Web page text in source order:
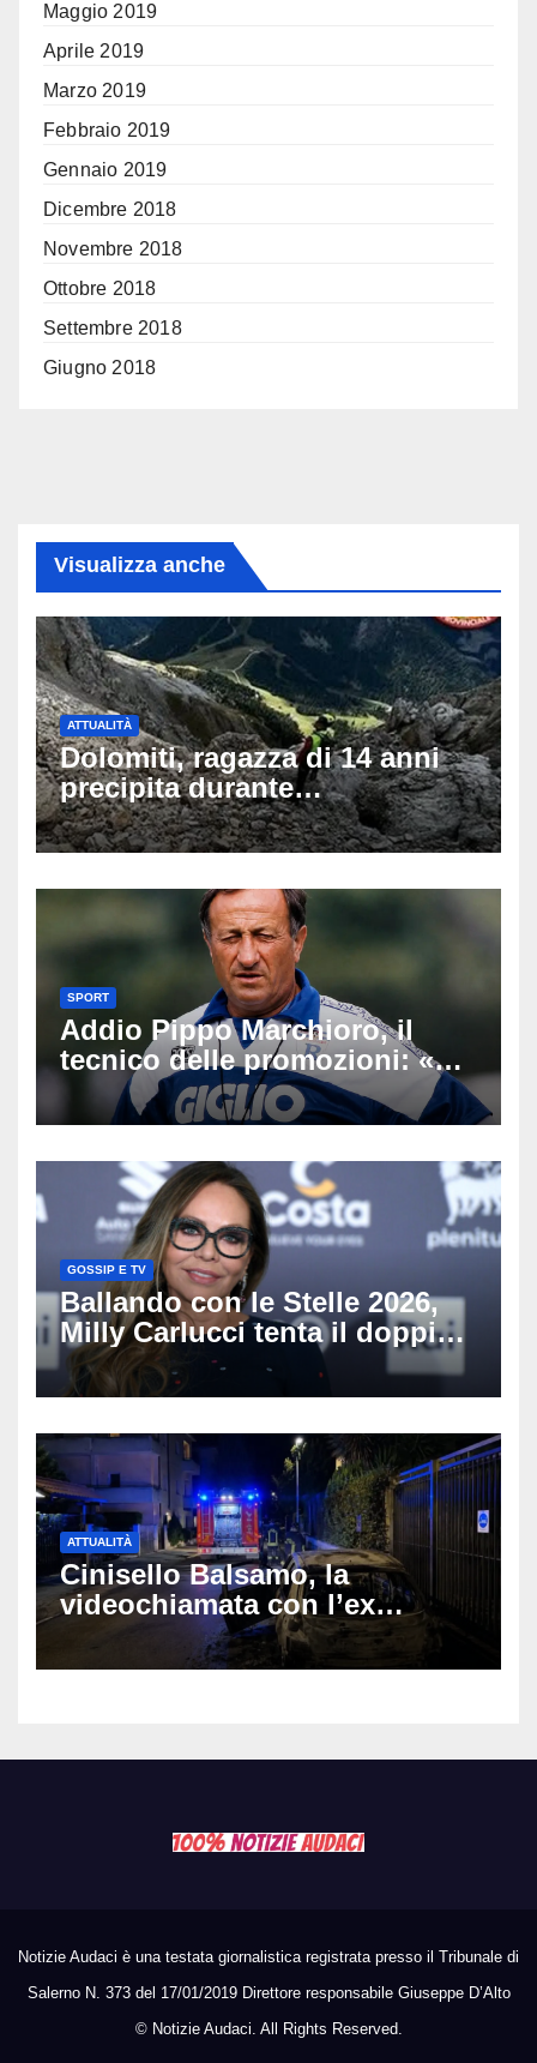
Maggio 2019
Aprile 2019
Marzo 2019
Febbraio 2019
Gennaio 2019
Dicembre 2018
Novembre 2018
Ottobre 2018
Settembre 2018
Giugno 2018
Visualizza anche
ATTUALITÀ
Dolomiti, ragazza di 14 anni
precipita durante
un’escursione: tragedia sul
Latemar davanti alla famiglia
SPORT
Addio Pippo Marchioro, il
tecnico delle promozioni: «Ha
scritto pagine indimenticabili
del nostro calcio»
GOSSIP E TV
Ballando con le Stelle 2026,
Milly Carlucci tenta il doppio
colpo: tra i papabili Ornella
Muti e Monica Guerritore
ATTUALITÀ
Cinisello Balsamo, la
videochiamata con l’ex
fidanzata e il dramma: 35enne
lotta tra la vita e la morte
Notizie Audaci è una testata giornalistica registrata presso il Tribunale di
Salerno N. 373 del 17/01/2019 Direttore responsabile Giuseppe D’Alto
© Notizie Audaci. All Rights Reserved.